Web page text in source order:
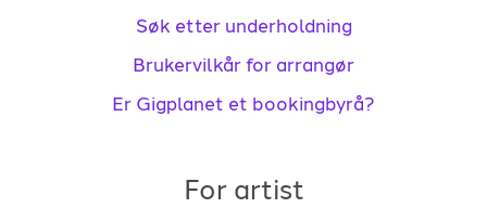
Søk etter underholdning
Brukervilkår for arrangør
Er Gigplanet et bookingbyrå?
For artist